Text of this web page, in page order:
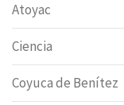
Atoyac
Ciencia
Coyuca de Benítez